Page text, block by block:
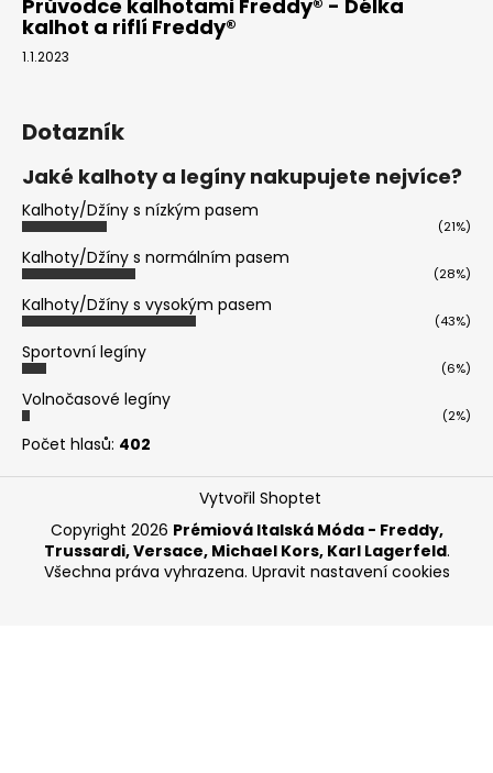
Průvodce kalhotami Freddy® - Délka
kalhot a riflí Freddy®
1.1.2023
Dotazník
Jaké kalhoty a legíny nakupujete nejvíce?
Kalhoty/Džíny s nízkým pasem
(21%)
Kalhoty/Džíny s normálním pasem
(28%)
Kalhoty/Džíny s vysokým pasem
(43%)
Sportovní legíny
(6%)
Volnočasové legíny
(2%)
Počet hlasů: 402
Vytvořil Shoptet
Copyright 2026 Prémiová Italská Móda - Freddy,
Trussardi, Versace, Michael Kors, Karl Lagerfeld.
Všechna práva vyhrazena. Upravit nastavení cookies